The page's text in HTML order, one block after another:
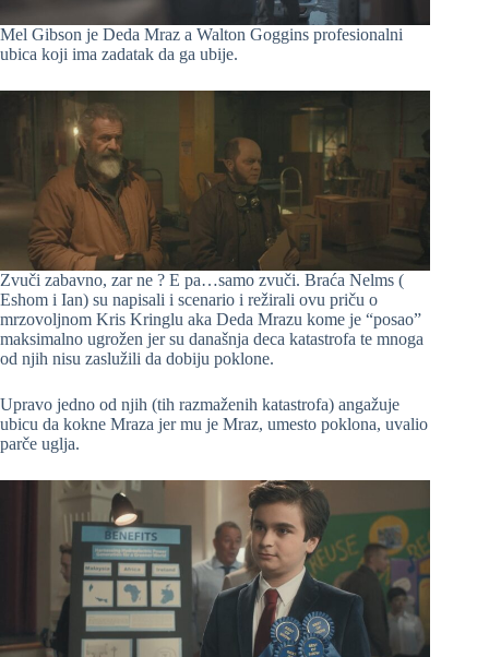
Mel Gibson je Deda Mraz a Walton Goggins profesionalni
ubica koji ima zadatak da ga ubije.
Zvuči zabavno, zar ne ? E pa…samo zvuči. Braća Nelms (
Eshom i Ian) su napisali i scenario i režirali ovu priču o
mrzovoljnom Kris Kringlu aka Deda Mrazu kome je “posao”
maksimalno ugrožen jer su današnja deca katastrofa te mnoga
od njih nisu zaslužili da dobiju poklone.
Upravo jedno od njih (tih razmaženih katastrofa) angažuje
ubicu da kokne Mraza jer mu je Mraz, umesto poklona, uvalio
parče uglja.